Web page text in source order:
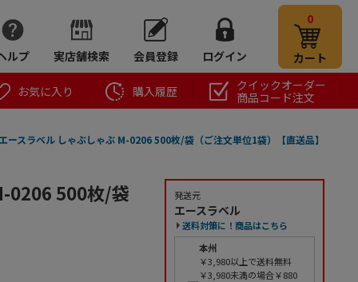
ルプ 実店舗検索 会員登録 ログイン
0
カート
お気に入り 購入履歴
クイックオーダー
商品コード注文
ースラベル しゃぶしゃぶ M-0206 500枚/袋（ご注文単位1袋）【直送品】
0206 500枚/袋 発送元
エースラベル
送料対策に！商品はこちら
本州
￥3,980以上で送料無料
￥3,980未満の場合￥880